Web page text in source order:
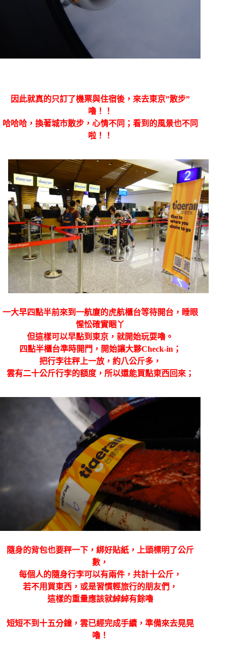
因此就真的只訂了機票與住宿後，來去東京”散步”
嚕！！
哈哈哈，換著城市散步，心情不同；看到的風景也不同
啦！！
一大早四點半前來到一航廈的虎航櫃台等待開台，睡眼
惺忪確實睏丫
但這樣可以早點到東京，就開始玩耍嚕。
四點半櫃台準時開門，開始讓大夥Check-in；
把行李往秤上一放，約八公斤多，
雲有二十公斤行李的額度，所以還能買點東西回來；
隨身的背包也要秤一下，綁好貼紙，上頭標明了公斤
數，
每個人的隨身行李可以有兩件，共計十公斤，
若不用買東西，或是習慣輕旅行的朋友們，
這樣的重量應該就綽綽有餘嚕
短短不到十五分鐘，雲已經完成手續，準備來去晃晃
嚕！